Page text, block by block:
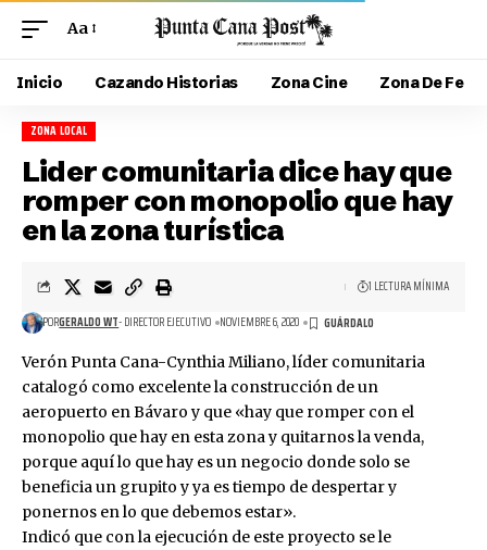
Aa
Inicio Cazando Historias Zona Cine Zona De Fe
ZONA LOCAL
Lider comunitaria dice hay que
romper con monopolio que hay
en la zona turística
PORGERALDO WT- DIRECTOR EJECUTIVO NOVIEMBRE 6, 2020
1 LECTURA MÍNIMA
Verón Punta Cana-Cynthia Miliano, líder comunitaria
catalogó como excelente la construcción de un
aeropuerto en Bávaro y que «hay que romper con el
monopolio que hay en esta zona y quitarnos la venda,
porque aquí lo que hay es un negocio donde solo se
beneficia un grupito y ya es tiempo de despertar y
ponernos en lo que debemos estar».
Indicó que con la ejecución de este proyecto se le